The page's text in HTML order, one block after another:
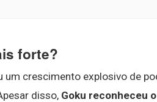
forte?
um crescimento explosivo de
disso, Goku reconheceu